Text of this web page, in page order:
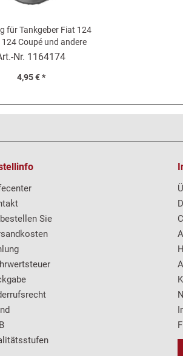
für Tankgeber Fiat 124
124 Coupé und andere
Modelle
Nr. 1164174
4,95 € *
Sie